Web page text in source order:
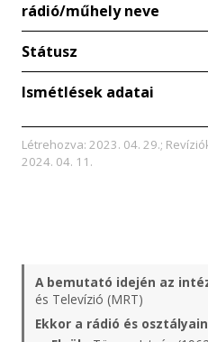
rádió/műhely neve
Státusz
Ismétlések adatai
Létrehozva: 2023. 04. 29.;
2024. 04. 11.
A bemutató idején az
és Televízió (MRT)
Ekkor a rádió és